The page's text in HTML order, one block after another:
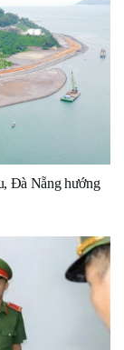
Đà Nẵng hướng